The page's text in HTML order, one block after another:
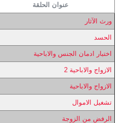
عنوان الحلقة
ورث الآثار
الحسد
اختبار ادمان الجنس والاباحية
الازواج والاباحية 2
الازواج والاباحية
تشغيل الاموال
الرفض من الزوجة